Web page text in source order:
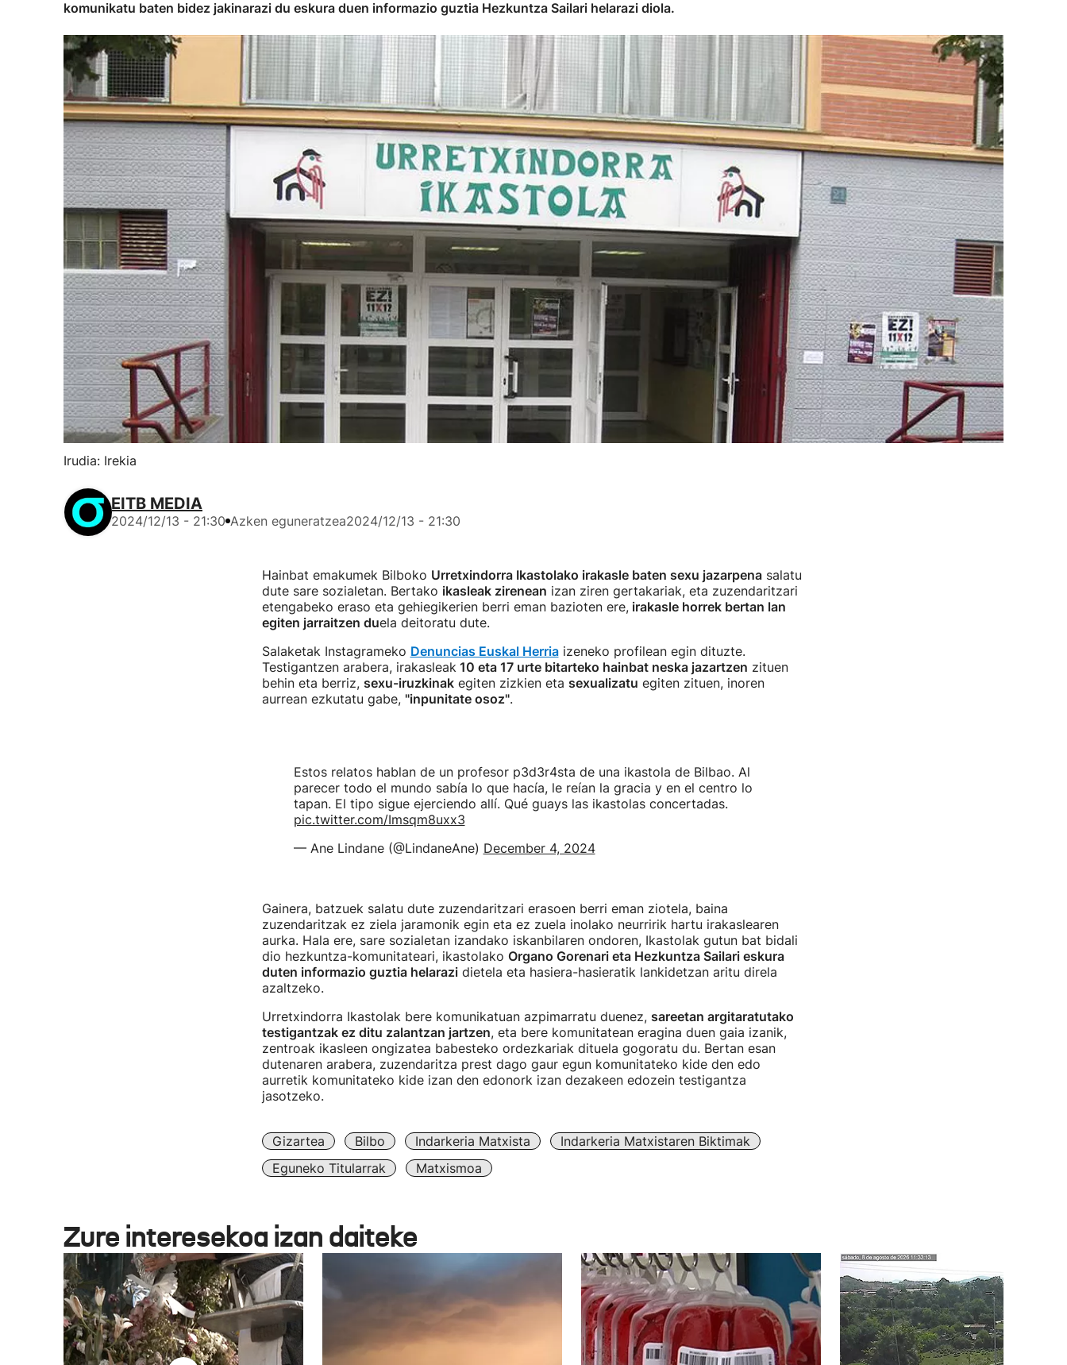
komunikatu baten bidez jakinarazi du eskura duen informazio guztia Hezkuntza Sailari helarazi diola.
Irudia: Irekia
EITB MEDIA
2024/12/13 - 21:30 Azken eguneratzea2024/12/13 - 21:30
Hainbat emakumek Bilboko Urretxindorra Ikastolako irakasle baten sexu jazarpenasalatu
dute sare sozialetan. Bertako ikasleak zirenean izan ziren gertakariak, eta zuzendaritzari
etengabeko eraso eta gehiegikerien berri eman bazioten ere,irakasle horrek bertan lan
egiten jarraitzen duela deitoratu dute.
Salaketak Instagrameko Denuncias Euskal Herriaizeneko profilean egin dituzte.
Testigantzen arabera, irakasleak10 eta 17 urte bitarteko hainbat neska jazartzen zituen
behin eta berriz, sexu-iruzkinakegiten zizkien eta sexualizatu egiten zituen, inoren
aurrean ezkutatu gabe, "inpunitate osoz".
Estos relatos hablan de un profesor p3d3r4sta de una ikastola de Bilbao. Al
parecer todo el mundo sabía lo que hacía, le reían la gracia y en el centro lo
tapan. El tipo sigue ejerciendo allí. Qué guays las ikastolas concertadas.
pic.twitter.com/Imsqm8uxx3
— Ane Lindane (@LindaneAne) December 4, 2024
Gainera, batzuek salatu dute zuzendaritzari erasoen berri eman ziotela, baina
zuzendaritzak ez ziela jaramonik egin eta ez zuela inolako neurririk hartu irakaslearen
aurka. Hala ere, sare sozialetan izandako iskanbilaren ondoren, Ikastolak gutun bat bidali
dio hezkuntza-komunitateari, ikastolako Organo Gorenari eta Hezkuntza Sailari eskura
duten informazio guztia helarazidietela eta hasiera-hasieratik lankidetzan aritu direla
azaltzeko.
Urretxindorra Ikastolak bere komunikatuan azpimarratu duenez, sareetan argitaratutako
testigantzak ez ditu zalantzan jartzen, eta bere komunitatean eragina duen gaia izanik,
zentroak ikasleen ongizatea babesteko ordezkariak dituela gogoratu du. Bertan esan
dutenaren arabera, zuzendaritza prest dago gaur egun komunitateko kide den edo
aurretik komunitateko kide izan den edonork izan dezakeen edozein testigantza
jasotzeko.
Gizartea Bilbo Indarkeria Matxista
Indarkeria Matxistaren Biktimak
Eguneko Titularrak
Matxismoa
Zure interesekoa izan daiteke